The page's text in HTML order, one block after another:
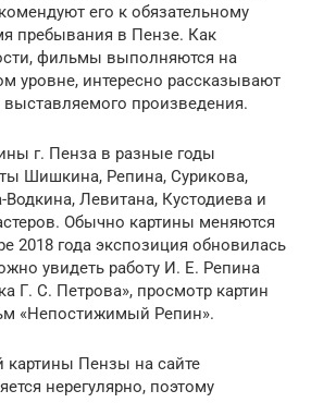
его к обязательному
пребывания в Пензе. Как
фильмы выполняются на
уровне, интересно рассказывают
произведения.
г. Пенза в разные годы
Шишкина, Репина, Сурикова,
Левитана, Кустодиева и
Обычно картины меняются
2018 года экспозиция обновилась
увидеть работу И. Е. Репина
Г. С. Петрова», просмотр картин
«Непостижимый Репин».
Пензы на сайте
нерегулярно, поэтому